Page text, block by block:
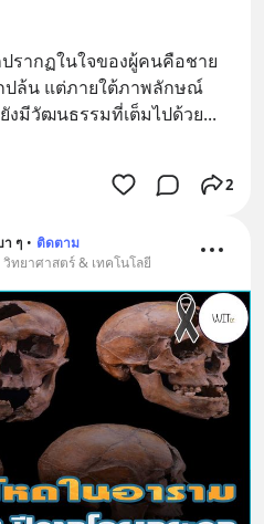
รากฏในใจของผู้คนคือชาย
ปล้น แต่ภายใต้ภาพลักษณ์
งมีวัฒนธรรมที่เต็มไปด้วย
2
ๆ • ติดตาม
วิทยาศาสตร์ & เทคโนโลยี